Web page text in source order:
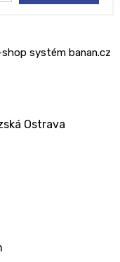
systém banan.cz
Ostrava